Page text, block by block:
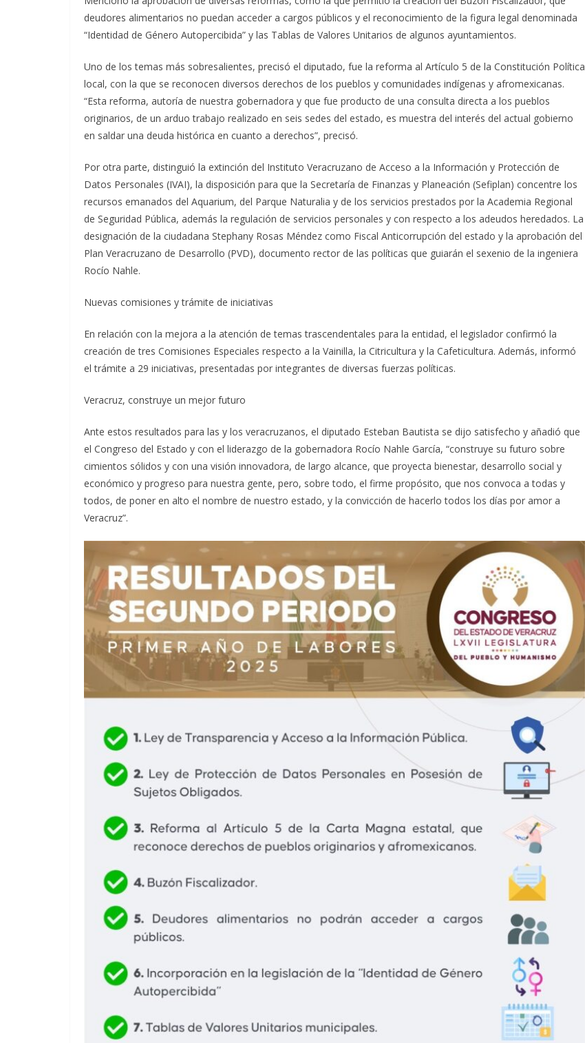
deudores alimentarios no puedan acceder a cargos públicos y el reconocimiento de la figura legal denominada
“Identidad de Género Autopercibida” y las Tablas de Valores Unitarios de algunos ayuntamientos.
Uno de los temas más sobresalientes, precisó el diputado, fue la reforma al Artículo 5 de la Constitución Política
local, con la que se reconocen diversos derechos de los pueblos y comunidades indígenas y afromexicanas.
“Esta reforma, autoría de nuestra gobernadora y que fue producto de una consulta directa a los pueblos
originarios, de un arduo trabajo realizado en seis sedes del estado, es muestra del interés del actual gobierno
en saldar una deuda histórica en cuanto a derechos”, precisó.
Por otra parte, distinguió la extinción del Instituto Veracruzano de Acceso a la Información y Protección de
Datos Personales (IVAI), la disposición para que la Secretaría de Finanzas y Planeación (Sefiplan) concentre los
recursos emanados del Aquarium, del Parque Naturalia y de los servicios prestados por la Academia Regional
de Seguridad Pública, además la regulación de servicios personales y con respecto a los adeudos heredados. La
designación de la ciudadana Stephany Rosas Méndez como Fiscal Anticorrupción del estado y la aprobación del
Plan Veracruzano de Desarrollo (PVD), documento rector de las políticas que guiarán el sexenio de la ingeniera
Rocío Nahle.
Nuevas comisiones y trámite de iniciativas
En relación con la mejora a la atención de temas trascendentales para la entidad, el legislador confirmó la
creación de tres Comisiones Especiales respecto a la Vainilla, la Citricultura y la Cafeticultura. Además, informó
el trámite a 29 iniciativas, presentadas por integrantes de diversas fuerzas políticas.
Veracruz, construye un mejor futuro
Ante estos resultados para las y los veracruzanos, el diputado Esteban Bautista se dijo satisfecho y añadió que
el Congreso del Estado y con el liderazgo de la gobernadora Rocío Nahle García, “construye su futuro sobre
cimientos sólidos y con una visión innovadora, de largo alcance, que proyecta bienestar, desarrollo social y
económico y progreso para nuestra gente, pero, sobre todo, el firme propósito, que nos convoca a todas y
todos, de poner en alto el nombre de nuestro estado, y la convicción de hacerlo todos los días por amor a
Veracruz”.